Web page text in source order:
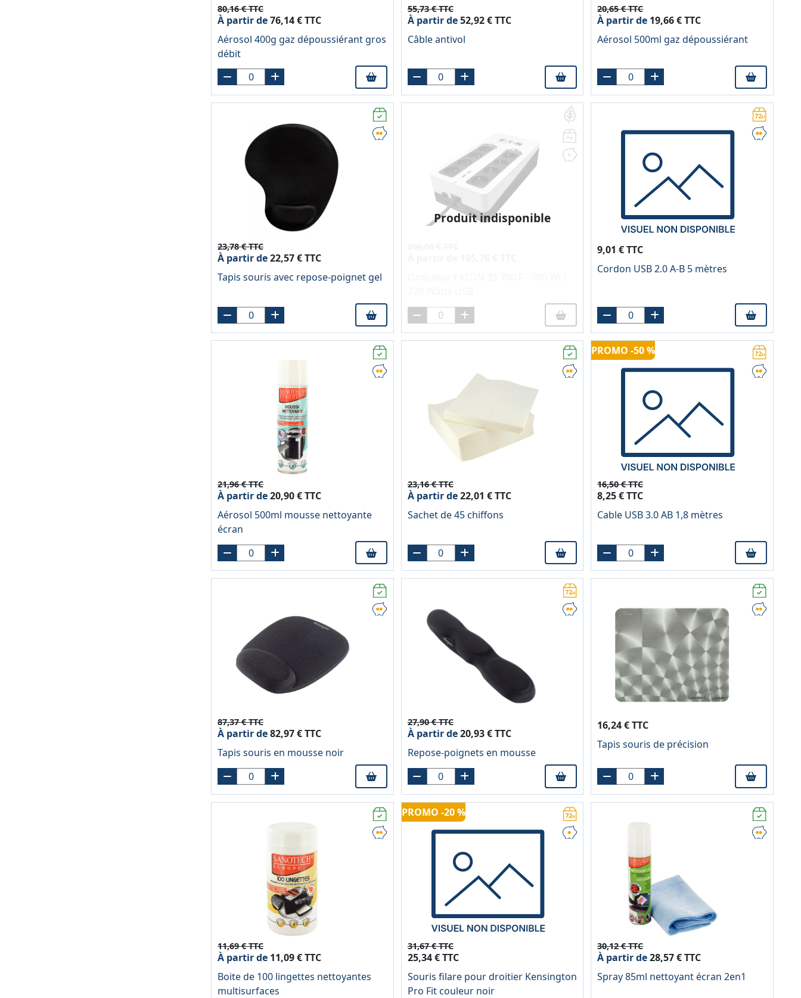
80,16 € TTC
À partir de76,14 € TTC
Aérosol 400g gaz dépoussiérant gros
débit
55,73 € TTC
À partir de52,92 € TTC
Câble antivol
20,65 € TTC
À partir de 19,66 € TTC
Aérosol 500ml gaz dépoussiérant
23,78 € TTC
À partir de22,57 € TTC
Tapis souris avec repose-poignet gel
Produit indisponible
9,01 € TTC
Cordon USB 2.0 A-B 5 mètres
21,96 € TTC
À partir de20,90 € TTC
Aérosol 500ml mousse nettoyante
écran
23,16 € TTC
À partir de22,01 € TTC
Sachet de 45 chiffons
PROMO -50 %
16,50 € TTC
8,25 € TTC
Cable USB 3.0 AB 1,8 mètres
87,37 € TTC
À partir de82,97 € TTC
Tapis souris en mousse noir
27,90 € TTC
À partir de20,93 € TTC
Repose-poignets en mousse
16,24 € TTC
Tapis souris de précision
11,69 € TTC
À partir de 11,09 € TTC
Boite de 100 lingettes nettoyantes
multisurfaces
PROMO -20 %
31,67 € TTC
25,34 € TTC
Souris filare pour droitier Kensington
Pro Fit couleur noir
30,12 € TTC
À partir de28,57 € TTC
Spray 85ml nettoyant écran 2en1